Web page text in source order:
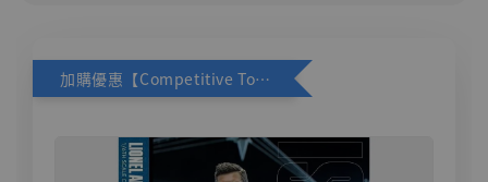
加購優惠【Competitive Toys 梅西 [CM001]】